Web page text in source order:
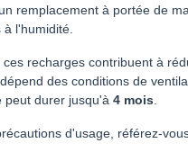
remplacement à portée de
à l'humidité.
ces recharges contribuent à
des conditions de
peut durer jusqu'à 4 mois.
d'usage, référez-